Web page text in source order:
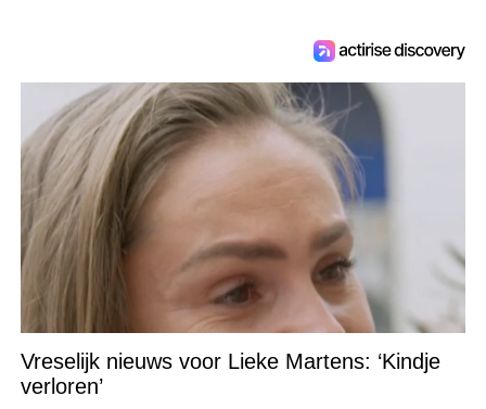
Vreselijk nieuws voor Lieke Martens: ‘Kindje
verloren’